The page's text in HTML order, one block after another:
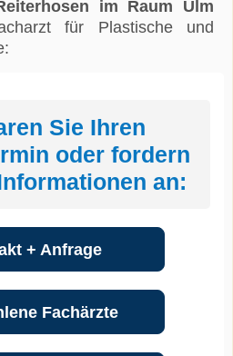
im Raum Ulm
für Plastische und
Sie Ihren
oder fordern
an:
+ Anfrage
Fachärzte